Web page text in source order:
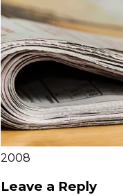
2008
Leave a Reply